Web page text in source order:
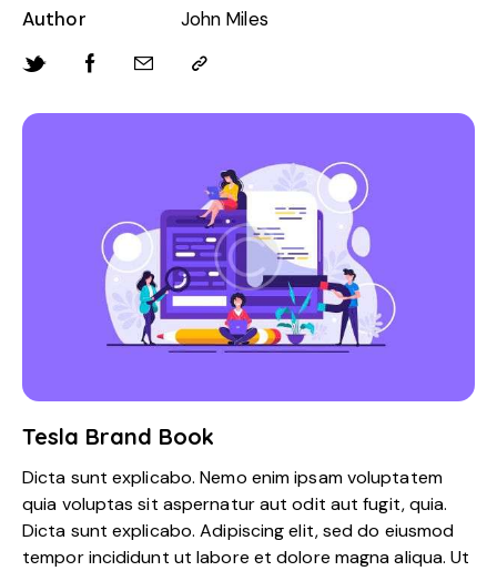
Tesla Brand Book
Dicta sunt explicabo. Nemo enim ipsam voluptatem
quia voluptas sit aspernatur aut odit aut fugit, quia.
Dicta sunt explicabo. Adipiscing elit, sed do eiusmod
tempor incididunt ut labore et dolore magna aliqua. Ut
Author
John Miles